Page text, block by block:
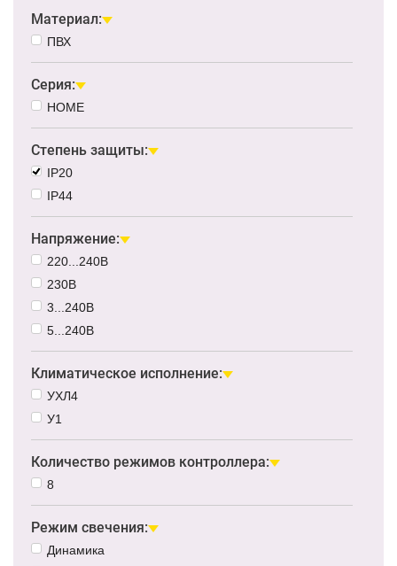
Материал:
ПВХ
Серия:
HOME
Степень защиты:
IP20
IP44
Напряжение:
220...240В
230В
3...240В
5...240В
Климатическое исполнение:
УХЛ4
У1
Количество режимов контроллера:
8
Режим свечения:
Динамика